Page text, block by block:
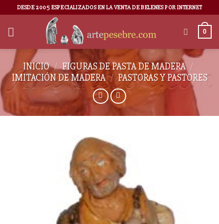
DESDE 2005 ESPECIALIZADOS EN LA VENTA DE BELENES POR INTERNET
0
INICIO / FIGURAS DE PASTA DE MADERA /
IMITACIÓN DE MADERA / PASTORAS Y PASTORES